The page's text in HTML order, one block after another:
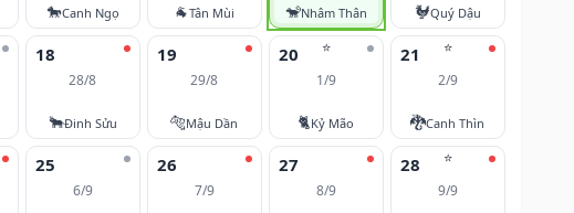
🐎Canh Ngọ 🐐Tân Mùi 🐒Nhâm Thân 🐓Quý Dậu
18
28/8
🐂Đinh Sửu
19
29/8
🐅Mậu Dần
⭐
20
1/9
🐈Kỷ Mão
⭐
21
2/9
🐉Canh Thìn
25
6/9
26
7/9
27
8/9
⭐
28
9/9